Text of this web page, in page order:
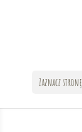
Zaznacz stronę